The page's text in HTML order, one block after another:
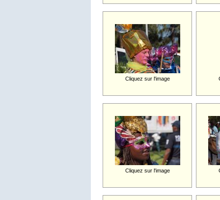
Cliquez sur l'image
Cliquez sur l'image